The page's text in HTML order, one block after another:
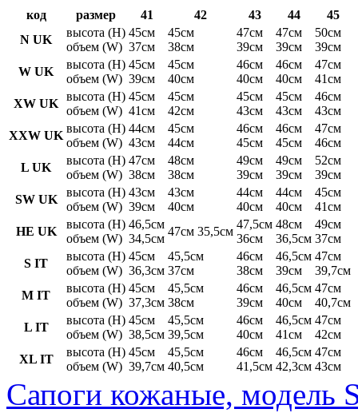
код размер 41 42 43 44
45
N UK
высота (H)
объем (W)
45см
37см
45см
38см
47см
39см
47см
39см
50см
39см
W UK
высота (H)
объем (W)
45см
39см
45см
40см
46см
40см
46см
40см
47см
41см
XW UK
высота (H)
объем (W)
45см
41см
45см
42см
45см
43см
45см
43см
46см
43см
XXW UK
высота (H)
объем (W)
44см
43см
45см
44см
46см
45см
46см
45см
47см
46см
L UK
высота (H)
объем (W)
47см
38см
48см
38см
49см
39см
49см
39см
52см
39см
SW UK
высота (H)
объем (W)
43см
39см
43см
40см
44см
40см
44см
40см
45см
41см
HE UK
высота (H)
объем (W)
46,5см
34,5см
47см 35,5см
47,5см
36см
48см
36,5см
49см
37см
S IT
высота (H)
объем (W)
45см
36,3см
45,5см
37см
46см
38см
46,5см
39см
47см
39,7см
M IT
высота (H)
объем (W)
45см
37,3см
45,5см
38см
46см
39см
46,5см
40см
47см
40,7см
L IT
высота (H)
объем (W)
45см
38,5см
45,5см
39,5см
46см
40см
46,5см
41см
47см
42см
XL IT
высота (H)
объем (W)
45см
39,7см
45,5см
40,5см
46см
41,5см
46,5см
42,3см
47см
43см
Сапоги кожаные, модель